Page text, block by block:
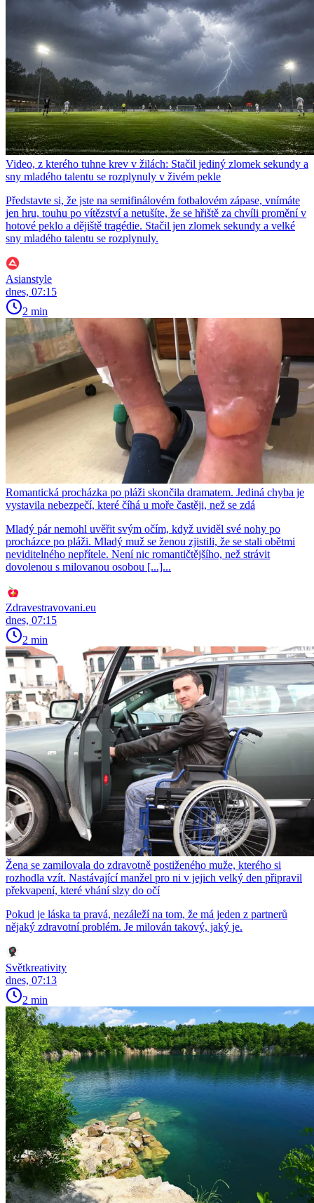
Video, z kterého tuhne krev v žilách: Stačil jediný zlomek sekundy a
sny mladého talentu se rozplynuly v živém pekle
Představte si, že jste na semifinálovém fotbalovém zápase, vnímáte
jen hru, touhu po vítězství a netušíte, že se hřiště za chvíli promění v
hotové peklo a dějiště tragédie. Stačil jen zlomek sekundy a velké
sny mladého talentu se rozplynuly.
Asianstyle
dnes, 07:15
2 min
Romantická procházka po pláži skončila dramatem. Jediná chyba je
vystavila nebezpečí, které číhá u moře častěji, než se zdá
Mladý pár nemohl uvěřit svým očím, když uviděl své nohy po
procházce po pláži. Mladý muž se ženou zjistili, že se stali obětmi
neviditelného nepřítele. Není nic romantičtějšího, než strávit
dovolenou s milovanou osobou [...]...
Zdravestravovani.eu
dnes, 07:15
2 min
Žena se zamilovala do zdravotně postiženého muže, kterého si
rozhodla vzít. Nastávající manžel pro ni v jejich velký den připravil
překvapení, které vhání slzy do očí
Pokud je láska ta pravá, nezáleží na tom, že má jeden z partnerů
nějaký zdravotní problém. Je milován takový, jaký je.
Světkreativity
dnes, 07:13
2 min